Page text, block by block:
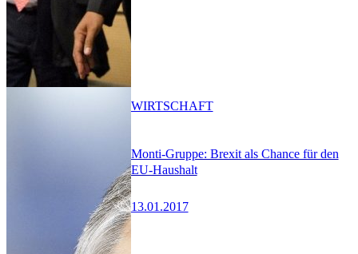
Monti-Gruppe: Brexit als Chance für den
EU-Haushalt
13.01.2017
WIRTSCHAFT